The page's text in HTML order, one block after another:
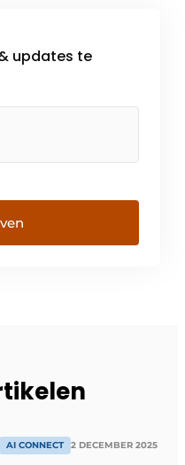
updates te
AI CONNECT 2 DECEMBER 2025